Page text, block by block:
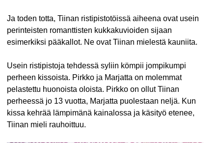
Ja toden totta, Tiinan ristipistotöissä aiheena ovat usein
perinteisten romanttisten kukkakuvioiden sijaan
esimerkiksi pääkallot. Ne ovat Tiinan mielestä kauniita.
Usein ristipistoja tehdessä syliin kömpii jompikumpi
perheen kissoista. Pirkko ja Marjatta on molemmat
pelastettu huonoista oloista. Pirkko on ollut Tiinan
perheessä jo 13 vuotta, Marjatta puolestaan neljä. Kun
kissa kehrää lämpimänä kainalossa ja käsityö etenee,
Tiinan mieli rauhoittuu.